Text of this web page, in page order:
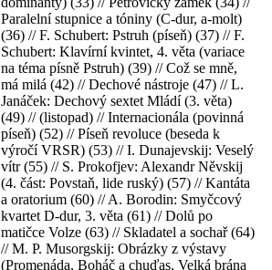
Paralelní stupnice a tóniny (C-dur, a-molt)
(36) // F. Schubert: Pstruh (píseň) (37) // F.
Schubert: Klavírní kvintet, 4. věta (variace
na téma písně Pstruh) (39) // Což se mně,
má milá (42) // Dechové nástroje (47) // L.
Janáček: Dechový sextet Mládí (3. věta)
(49) // (listopad) // Internacionála (povinná
píseň) (52) // Píseň revoluce (beseda k
výročí VRSR) (53) // I. Dunajevskij: Veselý
vítr (55) // S. Prokofjev: Alexandr Něvskij
(4. část: Povstaň, lide ruský) (57) // Kantáta
a oratorium (60) // A. Borodin: Smyčcový
kvartet D-dur, 3. věta (61) // Dolů po
matičce Volze (63) // Skladatel a sochař (64)
// M. P. Musorgskij: Obrázky z výstavy
(Promenáda, Boháč a chuďas, Velká brána